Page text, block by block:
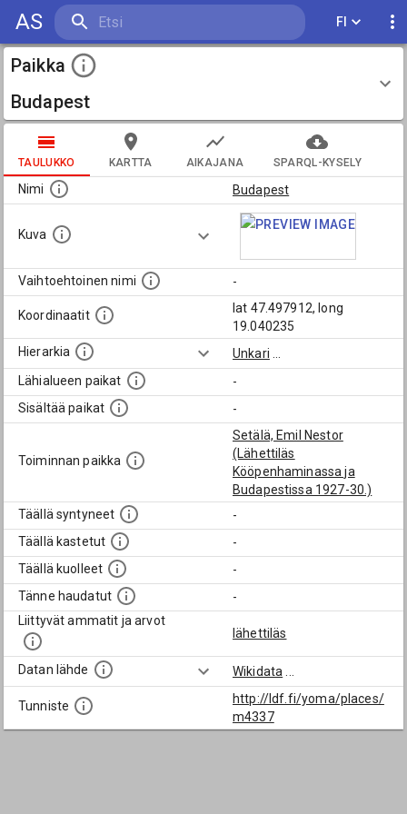
AS FI
Paikka
Budapest
TAULUKKO KARTTA AIKAJANA SPARQL-KYSELY
Nimi Budapest
Kuva
Vaihtoehtoinen nimi -
Koordinaatit
lat 47.497912, long
19.040235
Hierarkia
Unkari
Lähialueen paikat
-
Sisältää paikat
-
Toiminnan paikka
Setälä, Emil Nestor
(Lähettiläs
Kööpenhaminassa ja
Budapestissa 1927-30.)
Täällä syntyneet
-
Täällä kastetut
-
Täällä kuolleet
-
Tänne haudatut
-
Liittyvät ammatit ja arvot
lähettiläs
Datan lähde Wikidata
Tunniste
http://ldf.fi/yoma/places/
m4337